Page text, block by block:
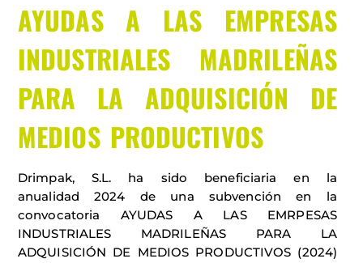
AYUDAS A LAS EMPRESAS
INDUSTRIALES MADRILEÑAS
PARA LA ADQUISICIÓN DE
MEDIOS PRODUCTIVOS
Drimpak, S.L. ha sido beneficiaria en la
anualidad 2024 de una subvención en la
convocatoria AYUDAS A LAS EMRPESAS
INDUSTRIALES MADRILEÑAS PARA LA
ADQUISICIÓN DE MEDIOS PRODUCTIVOS (2024)